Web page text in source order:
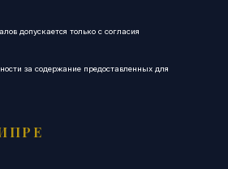
допускается только с согласия
за содержание предоставленных для